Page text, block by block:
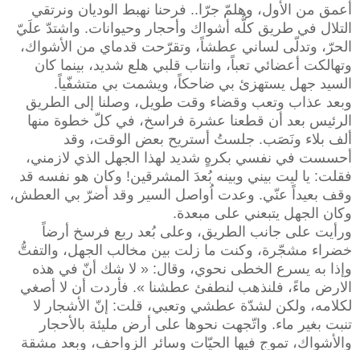
أعمق من الأول، وهلمّ جرّا.. فرحنا نهبط الوديان ونرتقي
التلال في طريق كلُّه أشواك وأحجار وحيوانات. واشتدّ علَيّ
الحرّ، وتدلّى لساني عطشاً، وتقرّحت قدماي من الأشواك،
وتهالكت أعضائي تعباً، وانتاب قلبي هلع شديد، بينما كان
السيد جهل يستهزئ بي ضاحكاً، ويشمت بي متشفّياً.
وبعد عذاب وتعب وقضاء وقت طويل، وصلنا إلى الطريق
الرئيس بعد أن قطعنا عشرة فراسخ، في كلّ خطوة منها
ألف بلاء ونَصَب. جلستُ أستريح بعض الوقت، وقد
أحسست في نفسي بكرهٍ شديد لهذا الجهل الذي لازمني،
فقلت: يا ليت بيني وبينه بُعدَ المشرقين! وكان هو نفسه قد
وقف بعيداً عنّي. وعدت اُواصل السير وقد أضرّ بي العطش،
وكان الجهل يتبعني على مبعدة.
ورأيت على جانب الطريق، وعلى بُعد ربع فرسخ أرضاً
خضراء مشجّرة، وكنت ما زلت بين مخالب الجهل، والتفتُّ
وإذا به يسرع الخطى نحوي، وقال: « لا شك أنّ في هذه
الارض ماءً، فلنذهب لنطفئ عطشنا ». فأردت أن لا أصغي
لكلامه، ولكن لشدّة عطشي وتعبي، قلت: إنّ الأشجار لا
تنبت بغير ماء. واتّجهت نحوها على أرض مليئة بالأحجار
والأشواك، تموج فيها الحيّات وسائر الزواحف، وبعد مشقة